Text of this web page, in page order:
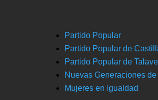
Partido Popular
Partido Popular de
Partido Popular de
Nuevas Generaciones de
Mujeres en Igualdad